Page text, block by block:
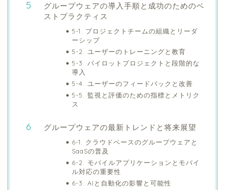
グループウェアの導入手順と成功のためのベ
ストプラクティス
5-1. プロジェクトチームの組織とリーダ
ーシップ
5-2. ユーザーのトレーニングと教育
5-3. パイロットプロジェクトと段階的な
導入
5-4. ユーザーのフィードバックと改善
5-5. 監視と評価のための指標とメトリク
ス
グループウェアの最新トレンドと将来展望
6-1. クラウドベースのグループウェアと
SaaSの普及
6-2. モバイルアプリケーションとモバイ
ル対応の重要性
6-3. AIと自動化の影響と可能性